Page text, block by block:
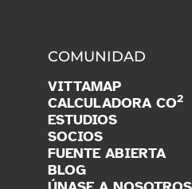
COMUNIDAD
VITTAMAP
CALCULADORA CO
ESTUDIOS
SOCIOS
FUENTE ABIERTA
BLOG
ÚNASE A NOSOTROS